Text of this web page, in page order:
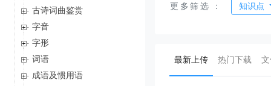
古诗词曲鉴赏
字音
字形
词语
成语及惯用语
更多筛选 ： 知识点
最新上传(current)
热门下载